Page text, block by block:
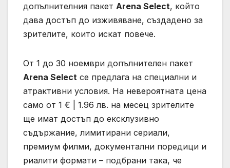
допълнителния пакет Arena Select, който
дава достъп до изживяване, създадено за
зрителите, които искат повече.
От 1 до 30 ноември допълнителен пакет
Arena Select се предлага на специални и
атрактивни условия. На невероятната цена
само от 1 € | 1.96 лв. на месец зрителите
ще имат достъп до ексклузивно
съдържание, лимитирани сериали,
премиум филми, документални поредици и
риалити формати – подбрани така, че